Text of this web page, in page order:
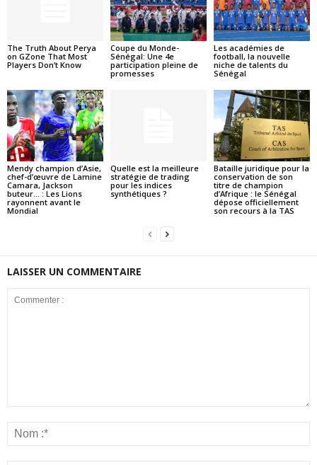
The Truth About Perya
on GZone That Most
Players Don’t Know
Coupe du Monde-
Sénégal: Une 4e
participation pleine de
promesses
Les académies de
football, la nouvelle
niche de talents du
Sénégal
Mendy champion d’Asie,
chef-d’œuvre de Lamine
Camara, Jackson
buteur… : Les Lions
rayonnent avant le
Mondial
Quelle est la meilleure
stratégie de trading
pour les indices
synthétiques ?
Bataille juridique pour la
conservation de son
titre de champion
d’Afrique : le Sénégal
dépose officiellement
son recours à la TAS
LAISSER UN COMMENTAIRE